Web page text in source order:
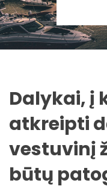
n
t
e
Dalykai, į
atkreipti
vestuvinį
būtų